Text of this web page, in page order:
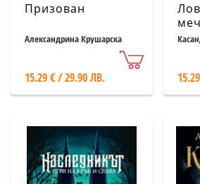
Призован
Александрина Крушарска
15.29 € / 29.90 ЛВ.